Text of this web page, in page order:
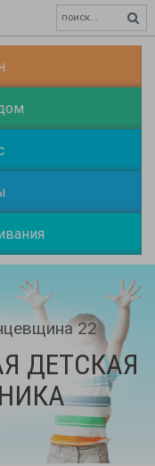
22
ДЕТСКАЯ